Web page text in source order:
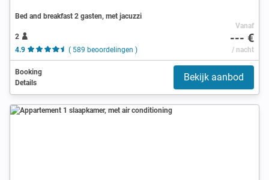
Bed and breakfast 2 gasten, met jacuzzi
2
4.9
( 589 beoordelingen )
Vanaf
--- €
/ nacht
Booking
Details
Bekijk aanbod